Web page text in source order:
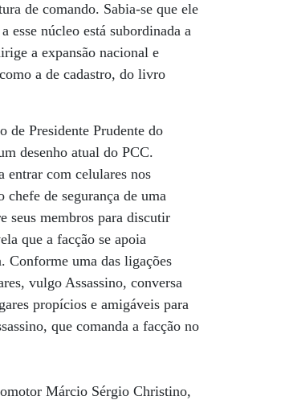
de comando. Sabia-se que ele
esse núcleo está subordinada a
a expansão nacional e
a de cadastro, do livro
Presidente Prudente do
desenho atual do PCC.
entrar com celulares nos
chefe de segurança de uma
seus membros para discutir
que a facção se apoia
Conforme uma das ligações
vulgo Assassino, conversa
propícios e amigáveis para
que comanda a facção no
Márcio Sérgio Christino,